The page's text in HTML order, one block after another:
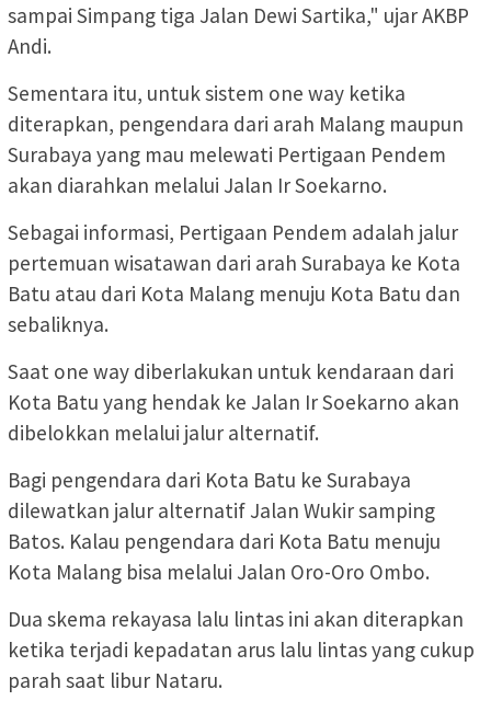
sampai Simpang tiga Jalan Dewi Sartika," ujar AKBP
Andi.
Sementara itu, untuk sistem one way ketika
diterapkan, pengendara dari arah Malang maupun
Surabaya yang mau melewati Pertigaan Pendem
akan diarahkan melalui Jalan Ir Soekarno.
Sebagai informasi, Pertigaan Pendem adalah jalur
pertemuan wisatawan dari arah Surabaya ke Kota
Batu atau dari Kota Malang menuju Kota Batu dan
sebaliknya.
Saat one way diberlakukan untuk kendaraan dari
Kota Batu yang hendak ke Jalan Ir Soekarno akan
dibelokkan melalui jalur alternatif.
Bagi pengendara dari Kota Batu ke Surabaya
dilewatkan jalur alternatif Jalan Wukir samping
Batos. Kalau pengendara dari Kota Batu menuju
Kota Malang bisa melalui Jalan Oro-Oro Ombo.
Dua skema rekayasa lalu lintas ini akan diterapkan
ketika terjadi kepadatan arus lalu lintas yang cukup
parah saat libur Nataru.